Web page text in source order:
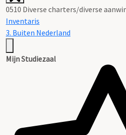
0510 Diverse charters/diverse
Inventaris
3. Buiten Nederland
Mijn Studiezaal